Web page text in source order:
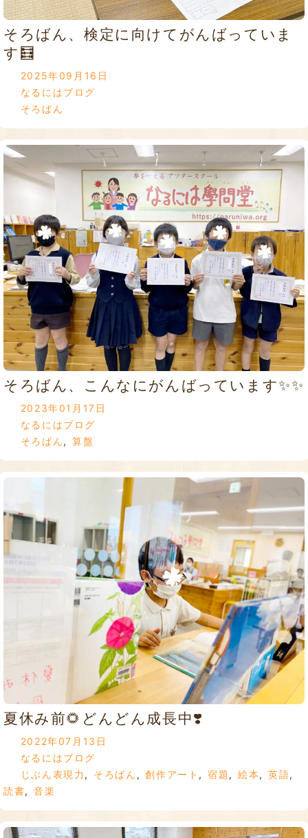
そろばん、検定に向けてがんばっていま
す🧮
2025年09月16日
なるにはブログ
そろばん
そろばん、こんなにがんばっています✨✨
2023年01月17日
なるにはブログ
そろばん, 算盤
夏休み前🌻どんどん成長中❣️
2022年07月13日
なるにはブログ
じぶん表現力 , そろばん ,創作アート ,宿題,絵本,英語,
読書,音楽